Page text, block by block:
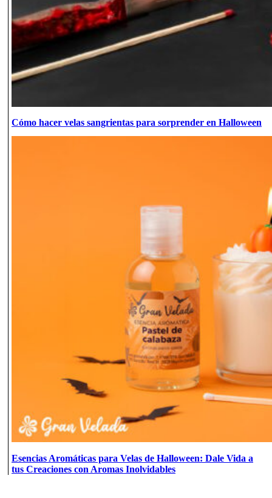
Cómo hacer velas sangrientas para sorprender en Halloween
Esencias Aromáticas para Velas de Halloween: Dale Vida a
tus Creaciones con Aromas Inolvidables